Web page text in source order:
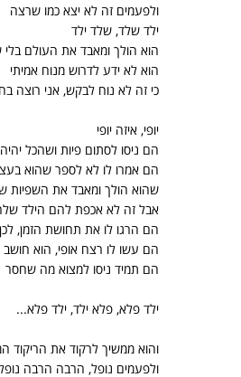
ולפעמים זה לא יצא כמו שרצה
ילד שלד, שלד ילד
הוא הולך ומאבד את העולם בלי
הוא לא ידע לדרוש מנוח אמיתי
כי זה לא נוח לבקש, אני רוצה
יופי, איזה יופי
הם ניסו לסתום פיות ושהכל
הם אמרו לו לא לספר שהוא
שהוא הולך ומאבד את השפיות
אבל זה לא אכפת להם הילד
הם הרגו לו את תחושת הזמן,
הם עשו לו רצח אופי, הוא
הם תמיד ניסו למצוא מה שחסר
ילד פלא, פלא ילד, ילד פלא...
והוא ממשיך לרקוד את הריקוד
ולפעמים נופל, הרבה הרבה